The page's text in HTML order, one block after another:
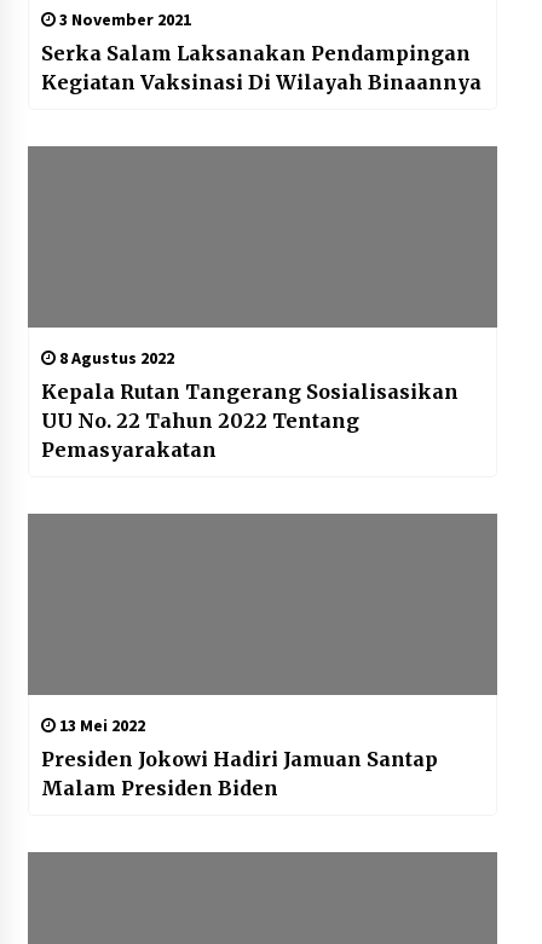
3 November 2021
Serka Salam Laksanakan Pendampingan
Kegiatan Vaksinasi Di Wilayah Binaannya
8 Agustus 2022
Kepala Rutan Tangerang Sosialisasikan
UU No. 22 Tahun 2022 Tentang
Pemasyarakatan
13 Mei 2022
Presiden Jokowi Hadiri Jamuan Santap
Malam Presiden Biden